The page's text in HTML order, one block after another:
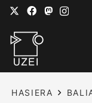
HASIERA